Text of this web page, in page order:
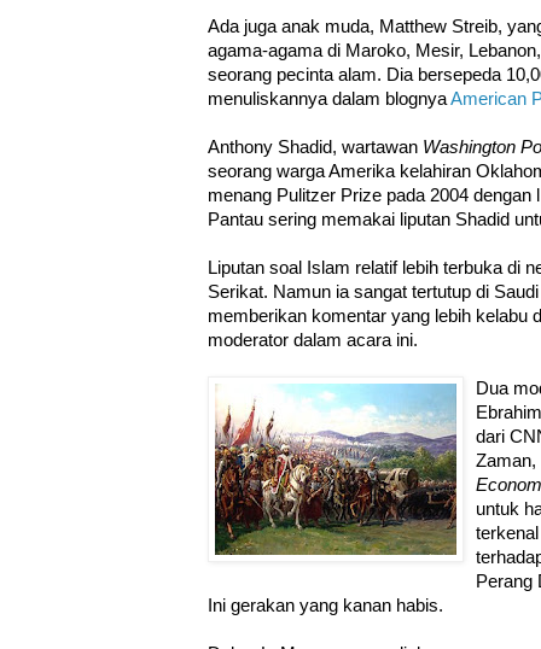
Ada juga anak muda, Matthew Streib,
agama-agama di Maroko, Mesir,
seorang pecinta alam. Dia bersepeda
menuliskannya dalam blognyaAmerican
Anthony Shadid, wartawan Washington
seorang warga Amerika kelahiran
menang Pulitzer Prize pada 2004 dengan
Pantau sering memakai liputan Shadid
Liputan soal Islam relatif lebih terbuka di
Serikat. Namun ia sangat tertutup di
memberikan komentar yang lebih kelabu
moderator dalam acara ini.
Dua
dari
untuk
Perang
Ini gerakan yang kanan habis.